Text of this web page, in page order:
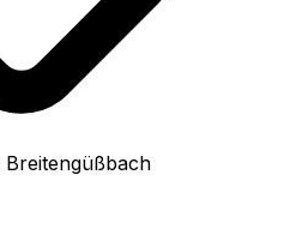
Breitengüßbach